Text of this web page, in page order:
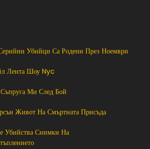
Убийци Са Родени През Ноември
Лента Шоу Nyc
Ми След Бой
Живот На Смъртната Присъда
Убийства Снимки На